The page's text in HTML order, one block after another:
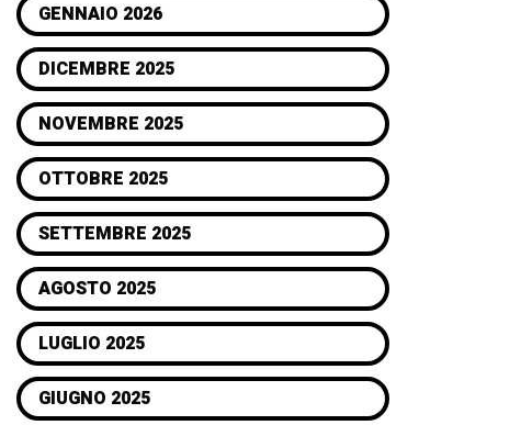
GENNAIO 2026
DICEMBRE 2025
NOVEMBRE 2025
OTTOBRE 2025
SETTEMBRE 2025
AGOSTO 2025
LUGLIO 2025
GIUGNO 2025